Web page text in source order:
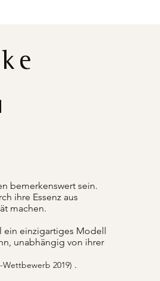
bemerkenswert sein.
ihre Essenz aus
machen.
ein einzigartiges Modell
unabhängig von ihrer
2019) .